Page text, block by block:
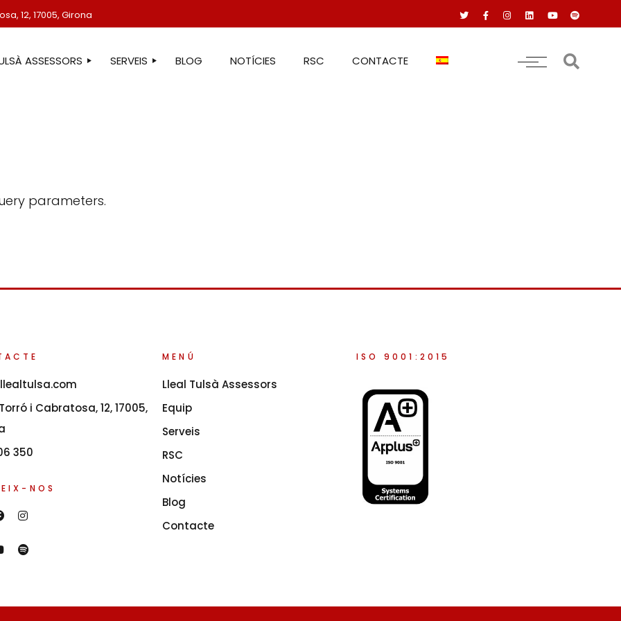
12, 17005, Girona
ASSESSORS SERVEIS BLOG NOTÍCIES RSC CONTACTE
parameters.
i Cabratosa, 12, 17005,
350
NOS
MENÚ
Lleal Tulsà Assessors
Equip
Serveis
RSC
Notícies
Blog
Contacte
ISO 9001:2015